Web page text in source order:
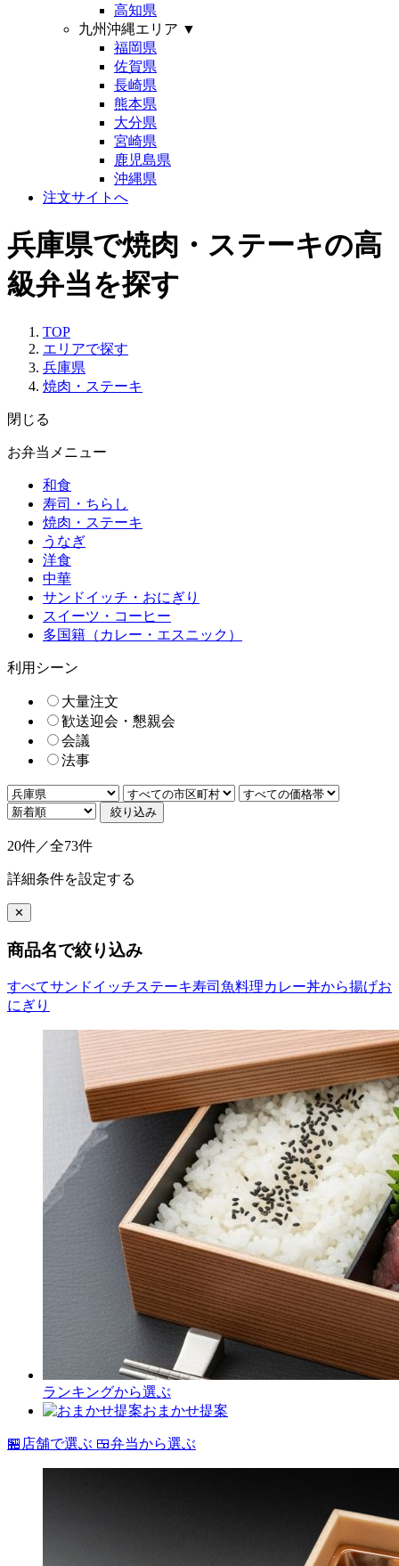
高知県
九州沖縄エリア ▼
福岡県
佐賀県
長崎県
熊本県
大分県
宮崎県
鹿児島県
沖縄県
注文サイトへ
兵庫県で焼肉・ステーキの高
級弁当を探す
TOP
エリアで探す
兵庫県
焼肉・ステーキ
閉じる
お弁当メニュー
和食
寿司・ちらし
焼肉・ステーキ
うなぎ
洋食
中華
サンドイッチ・おにぎり
スイーツ・コーヒー
多国籍（カレー・エスニック）
利用シーン
大量注文
歓送迎会・懇親会
会議
法事
絞り込み
20件／全73件
詳細条件を設定する
✕
商品名で絞り込み
すべてサンドイッチステーキ寿司 魚料理カレー丼から揚げお
にぎり
ランキングから選ぶ
おまかせ提案
🏪 店舗で選ぶ 🍱弁当から選ぶ